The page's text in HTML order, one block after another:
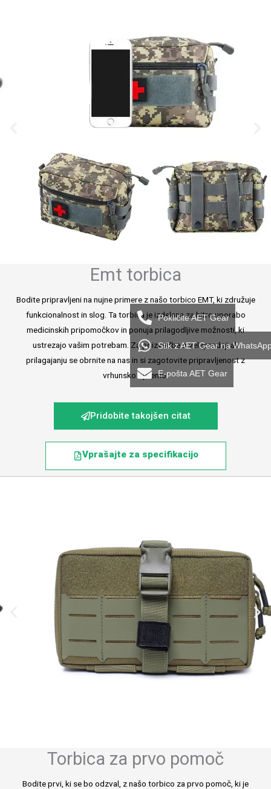
Emt torbica
Bodite pripravljeni na nujne primere z našo torbico EMT, ki združuje
funkcionalnost in slog. Ta torbica je izdelana za hitro uporabo
medicinskih pripomočkov in ponuja prilagodljive možnosti, ki
ustrezajo vašim potrebam. Za poizvedbe o veleprodaji ali
prilagajanju se obrnite na nas in si zagotovite pripravljenost z
vrhunsko opremo.
Pridobite takojšen citat
Vprašajte za specifikacijo
Torbica za prvo pomoč
Bodite prvi, ki se bo odzval, z našo torbico za prvo pomoč, ki je
Pokličite AET Gear
Stik z AET Gear na
E-pošta AET Gear